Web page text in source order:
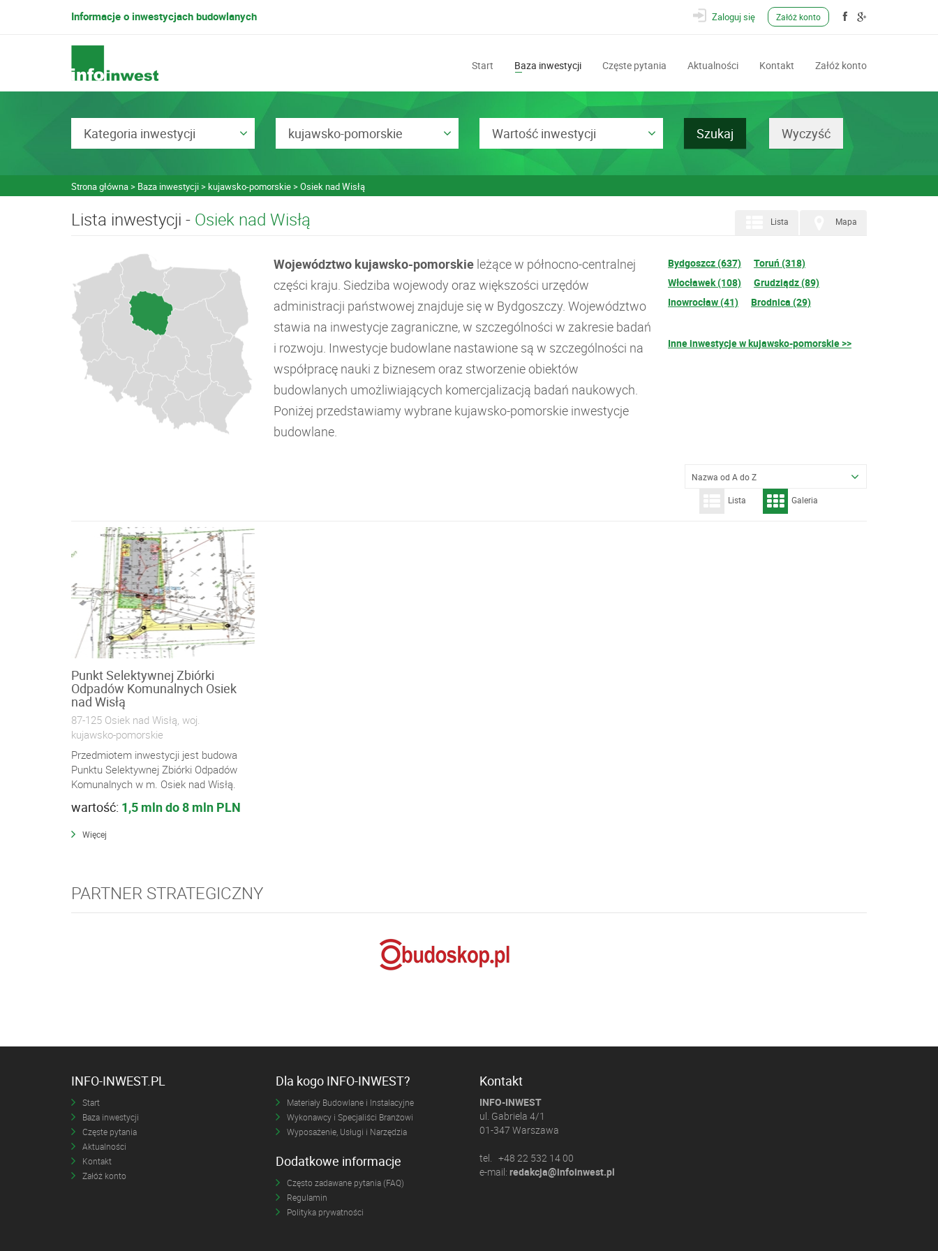
Informacje o inwestycjach budowlanych Zaloguj się Załóż konto
Start Baza inwestycji Częste pytania Aktualności Kontakt Załóż konto
Kategoria inwestycji kujawsko-pomorskie Wartość inwestycji
Strona główna Baza inwestycji kujawsko-pomorskie Osiek nad Wisłą
Lista inwestycji - Osiek nad Wisłą Mapa
Lista
Województwo kujawsko-pomorskie leżące w północno-centralnej
części kraju. Siedziba wojewody oraz większości urzędów
administracji państwowej znajduje się w Bydgoszczy. Województwo
stawia na inwestycje zagraniczne, w szczególności w zakresie badań
i rozwoju. Inwestycje budowlane nastawione są w szczególności na
współpracę nauki z biznesem oraz stworzenie obiektów
budowlanych umożliwiających komercjalizacją badań naukowych.
Poniżej przedstawiamy wybrane kujawsko-pomorskie inwestycje
budowlane.
Bydgoszcz (637)
Toruń (318)
Włocławek (108)
Grudziądz (89)
Inowrocław (41)
Brodnica (29)
Inne inwestycje w kujawsko-pomorskie >>
Nazwa od A do Z
Lista Galeria
Punkt Selektywnej Zbiórki
Odpadów Komunalnych Osiek
nad Wisłą
87-125 Osiek nad Wisłą, woj.
kujawsko-pomorskie
Przedmiotem inwestycji jest budowa
Punktu Selektywnej Zbiórki Odpadów
Komunalnych w m. Osiek nad Wisłą.
wartość: 1,5 mln do 8 mln PLN
Więcej
PARTNER STRATEGICZNY
INFO-INWEST.PL
Start
Baza inwestycji
Częste pytania
Aktualności
Kontakt
Załóż konto
Dla kogo INFO-INWEST?
Materiały Budowlane i Instalacyjne
Wykonawcy i Specjaliści Branżowi
Wyposażenie, Usługi i Narzędzia
Dodatkowe informacje
Często zadawane pytania (FAQ)
Regulamin
Polityka prywatności
Kontakt
INFO-INWEST
ul. Gabriela 4/1
01-347 Warszawa
tel. +48 22 532 14 00
e-mail: redakcja@infoinwest.pl